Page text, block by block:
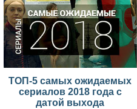
ТОП-5 самых ожидаемых
сериалов 2018 года с
датой выхода